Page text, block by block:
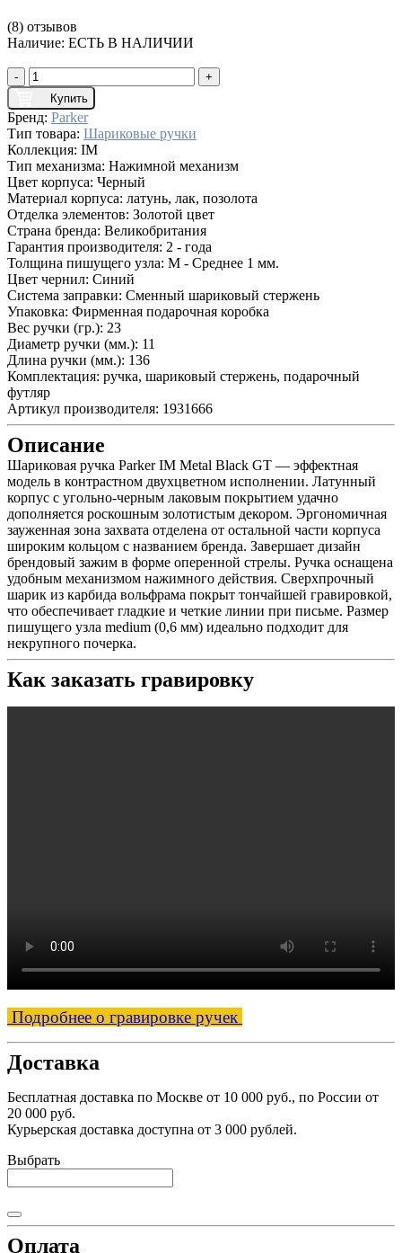
(8) отзывов
Наличие: ЕСТЬ В НАЛИЧИИ
-
+
Купить
Бренд: Parker
Тип товара: Шариковые ручки
Коллекция: IM
Тип механизма: Нажимной механизм
Цвет корпуса: Черный
Материал корпуса: латунь, лак, позолота
Отделка элементов: Золотой цвет
Страна бренда: Великобритания
Гарантия производителя: 2 - года
Толщина пишущего узла: M - Среднее 1 мм.
Цвет чернил: Синий
Система заправки: Сменный шариковый стержень
Упаковка: Фирменная подарочная коробка
Вес ручки (гр.): 23
Диаметр ручки (мм.): 11
Длина ручки (мм.): 136
Комплектация: ручка, шариковый стержень, подарочный
футляр
Артикул производителя: 1931666
Описание
Шариковая ручка Parker IM Metal Black GT — эффектная
модель в контрастном двухцветном исполнении. Латунный
корпус с угольно-черным лаковым покрытием удачно
дополняется роскошным золотистым декором. Эргономичная
зауженная зона захвата отделена от остальной части корпуса
широким кольцом с названием бренда. Завершает дизайн
брендовый зажим в форме оперенной стрелы. Ручка оснащена
удобным механизмом нажимного действия. Сверхпрочный
шарик из карбида вольфрама покрыт тончайшей гравировкой,
что обеспечивает гладкие и четкие линии при письме. Размер
пишущего узла medium (0,6 мм) идеально подходит для
некрупного почерка.
Как заказать гравировку
Подробнее о гравировке ручек
Доставка
Бесплатная доставка по Москве от 10 000 руб., по России от
20 000 руб.
Курьерская доставка доступна от 3 000 рублей.
Выбрать
Оплата